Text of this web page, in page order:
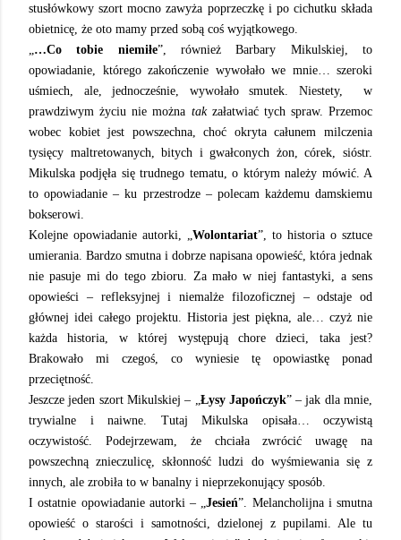
stusłówkowy szort mocno zawyża poprzeczkę i po cichutku składa
obietnicę, że oto mamy przed sobą coś wyjątkowego.
…Co tobie niemiłe”, również Barbary Mikulskiej, to
opowiadanie, którego zakończenie wywołało we mnie… szeroki
uśmiech, ale, jednocześnie, wywołało smutek. Niestety, w
prawdziwym życiu nie można takzałatwiać tych spraw. Przemoc
wobec kobiet jest powszechna, choć okryta całunem milczenia
tysięcy maltretowanych, bitych i gwałconych żon, córek, sióstr.
Mikulska podjęła się trudnego tematu, o którym należy mówić. A
to opowiadanie – ku przestrodze – polecam każdemu damskiemu
bokserowi.
Kolejne opowiadanie autorki, „ Wolontariat”, to historia o sztuce
umierania. Bardzo smutna i dobrze napisana opowieść, która jednak
nie pasuje mi do tego zbioru. Za mało w niej fantastyki, a sens
opowieści – refleksyjnej i niemalże filozoficznej – odstaje od
głównej idei całego projektu. Historia jest piękna, ale… czyż nie
każda historia, w której występują chore dzieci, taka jest?
Brakowało mi czegoś, co wyniesie tę opowiastkę ponad
przeciętność.
Jeszcze jeden szort Mikulskiej – „ Łysy Japończyk” – jak dla mnie,
trywialne i naiwne. Tutaj Mikulska opisała… oczywistą
oczywistość. Podejrzewam, że chciała zwrócić uwagę na
powszechną znieczulicę, skłonność ludzi do wyśmiewania się z
innych, ale zrobiła to w banalny i nieprzekonujący sposób.
I ostatnie opowiadanie autorki – „Jesień”. Melancholijna i smutna
opowieść o starości i samotności, dzielonej z pupilami. Ale tu